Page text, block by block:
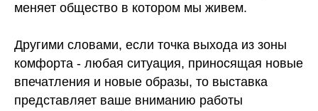
меняет общество в котором мы живем.
Другими словами, если точка выхода из зоны
комфорта - любая ситуация, приносящая новые
впечатления и новые образы, то выставка
представляет ваше вниманию работы